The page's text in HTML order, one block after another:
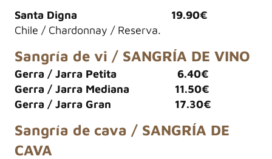
Santa Digna 19.90€
Chile / Chardonnay / Reserva.
Sangría de vi / SANGRÍA DE VINO
Gerra / Jarra Petita 6.40€
Gerra / Jarra Mediana 11.50€
Gerra / Jarra Gran 17.30€
Sangría de cava / SANGRÍA DE
CAVA